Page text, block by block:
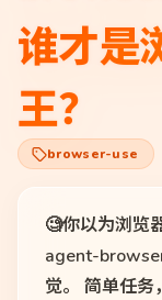
谁才是
王？
browser-use
🧐你以为浏览
agent-
觉。 简单任